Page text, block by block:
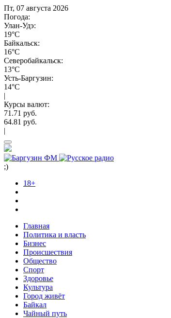
Пт, 07 августа 2026
Погода:
Улан-Удэ:
19°C
Байкальск:
16°C
Северобайкальск:
13°C
Усть-Баргузин:
14°C
|
Курсы валют:
71.71 руб.
64.81 руб.
|
;)
18+
Главная
Политика и власть
Бизнес
Происшествия
Общество
Cпорт
Здоровье
Культура
Город живёт
Байкал
Чайный путь